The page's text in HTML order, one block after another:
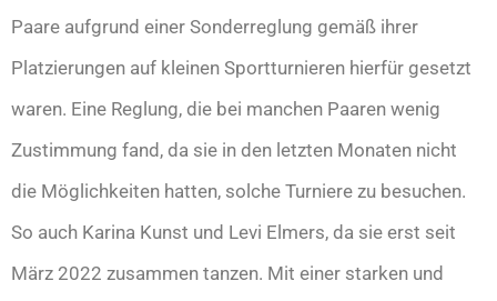
Paare aufgrund einer Sonderreglung gemäß ihrer
Platzierungen auf kleinen Sportturnieren hierfür gesetzt
waren. Eine Reglung, die bei manchen Paaren wenig
Zustimmung fand, da sie in den letzten Monaten nicht
die Möglichkeiten hatten, solche Turniere zu besuchen.
So auch Karina Kunst und Levi Elmers, da sie erst seit
März 2022 zusammen tanzen. Mit einer starken und